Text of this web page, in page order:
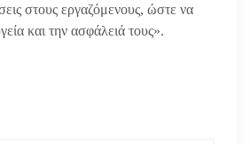
στους εργαζόμενους, ώστε να
και την ασφάλειά τους».